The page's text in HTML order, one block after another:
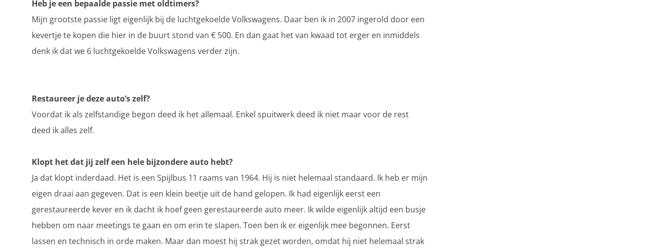
Heb je een bepaalde passie met oldtimers?
Mijn grootste passie ligt eigenlijk bij de luchtgekoelde Volkswagens. Daar ben ik in 2007 ingerold door een
kevertje te kopen die hier in de buurt stond van € 500. En dan gaat het van kwaad tot erger en inmiddels
denk ik dat we 6 luchtgekoelde Volkswagens verder zijn.
Restaureer je deze auto’s zelf?
Voordat ik als zelfstandige begon deed ik het allemaal. Enkel spuitwerk deed ik niet maar voor de rest
deed ik alles zelf.
Klopt het dat jij zelf een hele bijzondere auto hebt?
Ja dat klopt inderdaad. Het is een Spijlbus 11 raams van 1964. Hij is niet helemaal standaard. Ik heb er mijn
eigen draai aan gegeven. Dat is een klein beetje uit de hand gelopen. Ik had eigenlijk eerst een
gerestaureerde kever en ik dacht ik hoef geen gerestaureerde auto meer. Ik wilde eigenlijk altijd een busje
hebben om naar meetings te gaan en om erin te slapen. Toen ben ik er eigenlijk mee begonnen. Eerst
lassen en technisch in orde maken. Maar dan moest hij strak gezet worden, omdat hij niet helemaal strak